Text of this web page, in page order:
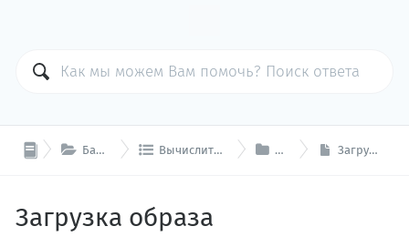
 База знаний  Вычислительные ресурсы  Образы Загрузка образа
Загрузка образа